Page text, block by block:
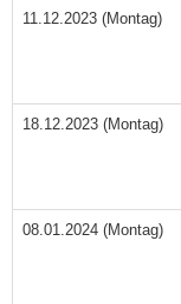
11.12.2023 (Montag)
18.12.2023 (Montag)
08.01.2024 (Montag)